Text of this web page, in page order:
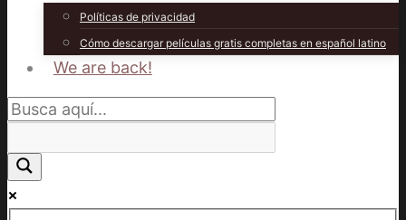
Políticas de privacidad
Cómo descargar películas gratis completas en español latino
We are back!